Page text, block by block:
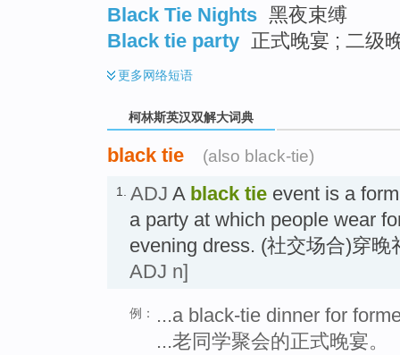
Black Tie Nights 黑夜束缚
Black tie party 正式晚宴 ; 二级
更多网络短语
柯林斯英汉双解大词典
black tie (also black-tie)
1. ADJ A black tie event is a
a party at which people wear
evening dress. (社交场合)穿
ADJ n]
例：
...a black-tie dinner for
...老同学聚会的正式晚宴。